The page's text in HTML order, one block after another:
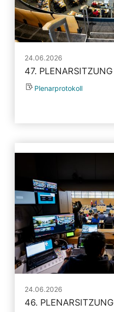
24.06.2026
47. PLENARSITZUNG
Plenarprotokoll
24.06.2026
46. PLENARSITZUNG